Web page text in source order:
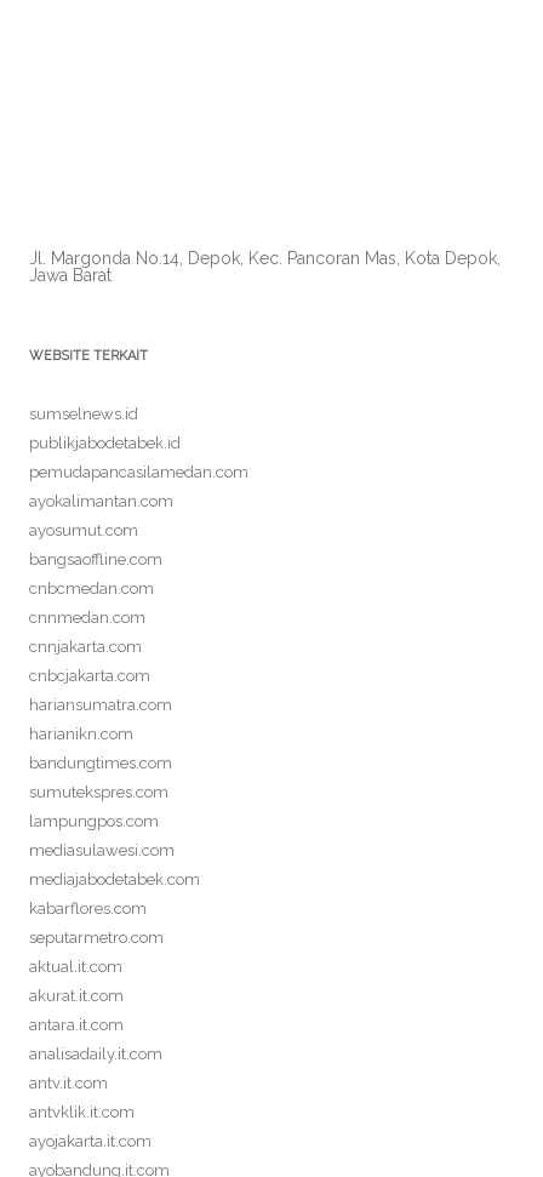
Jl. Margonda No.14, Depok, Kec. Pancoran Mas, Kota Depok,
Jawa Barat
WEBSITE TERKAIT
sumselnews.id
publikjabodetabek.id
pemudapancasilamedan.com
ayokalimantan.com
ayosumut.com
bangsaoffline.com
cnbcmedan.com
cnnmedan.com
cnnjakarta.com
cnbcjakarta.com
hariansumatra.com
harianikn.com
bandungtimes.com
sumutekspres.com
lampungpos.com
mediasulawesi.com
mediajabodetabek.com
kabarflores.com
seputarmetro.com
aktual.it.com
akurat.it.com
antara.it.com
analisadaily.it.com
antv.it.com
antvklik.it.com
ayojakarta.it.com
ayobandung.it.com